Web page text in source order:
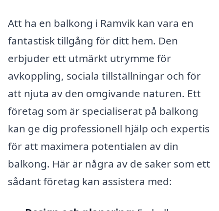
Att ha en balkong i Ramvik kan vara en
fantastisk tillgång för ditt hem. Den
erbjuder ett utmärkt utrymme för
avkoppling, sociala tillställningar och för
att njuta av den omgivande naturen. Ett
företag som är specialiserat på balkong
kan ge dig professionell hjälp och expertis
för att maximera potentialen av din
balkong. Här är några av de saker som ett
sådant företag kan assistera med: